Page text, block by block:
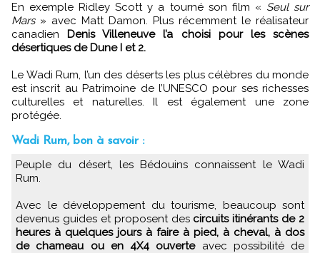
En exemple Ridley Scott y a tourné son film « Seul sur
Mars » avec Matt Damon. Plus récemment le réalisateur
canadien Denis Villeneuve l’a choisi pour les scènes
désertiques de Dune I et 2.
Le Wadi Rum, l’un des déserts les plus célèbres du monde
est inscrit au Patrimoine de l’UNESCO pour ses richesses
culturelles et naturelles. Il est également une zone
protégée.
Wadi Rum, bon à savoir :
Peuple du désert, les Bédouins connaissent le Wadi
Rum.
Avec le développement du tourisme, beaucoup sont
devenus guides et proposent des circuits itinérants de 2
heures à quelques jours à faire à pied, à cheval, à dos
de chameau ou en 4X4 ouverteavec possibilité de